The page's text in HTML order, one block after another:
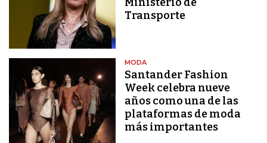
Transporte
MODA
Santander Fashion
Week celebra nueve
años como una de las
plataformas de moda
más importantes